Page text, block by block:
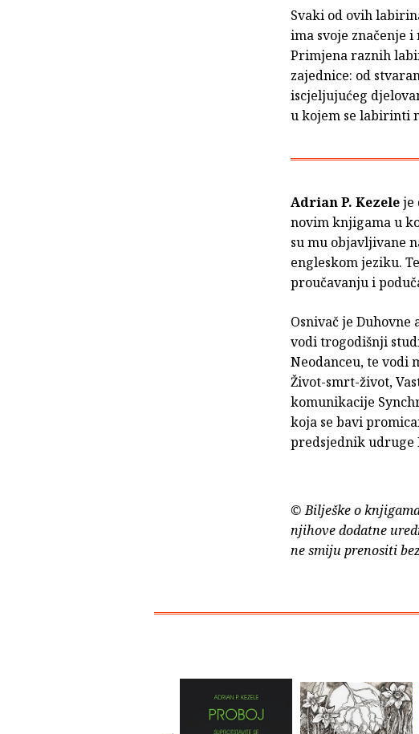
Svaki od ovih
ima svoje značenje
Primjena raznih
zajednice: od
iscjeljujućeg
u kojem se labirinti
Adrian P. Kezeleje
novim knjigama u
su mu objavljivane
engleskom jeziku.
proučavanju i
Osnivač je
vodi trogodišnji
Neodanceu, te vodi
Život-smrt-život,
komunikacije
koja se bavi
predsjednik udruge
© Bilješke o
njihove dodatne
ne smiju prenositi